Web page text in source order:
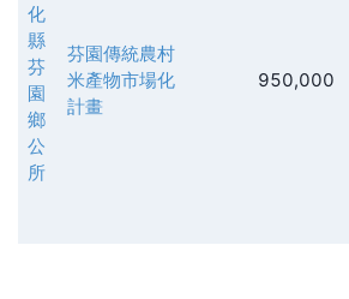
化
縣
芬
園
鄉
公
所
芬園傳統農村
米產物市場化
計畫
950,000